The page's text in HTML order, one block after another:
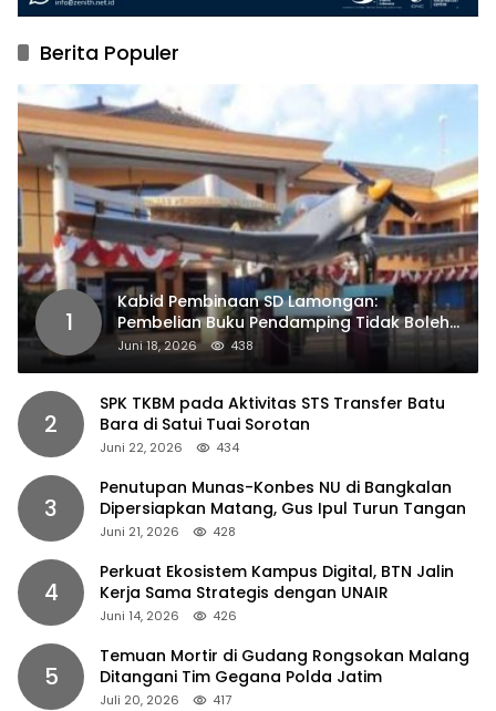
Berita Populer
1
Kabid Pembinaan SD Lamongan:
Pembelian Buku Pendamping Tidak Boleh
Dipaksakan
Juni 18, 2026 438
2
SPK TKBM pada Aktivitas STS Transfer Batu
Bara di Satui Tuai Sorotan
Juni 22, 2026 434
3
Penutupan Munas-Konbes NU di Bangkalan
Dipersiapkan Matang, Gus Ipul Turun Tangan
Juni 21, 2026 428
4
Perkuat Ekosistem Kampus Digital, BTN Jalin
Kerja Sama Strategis dengan UNAIR
Juni 14, 2026 426
5
Temuan Mortir di Gudang Rongsokan Malang
Ditangani Tim Gegana Polda Jatim
Juli 20, 2026 417